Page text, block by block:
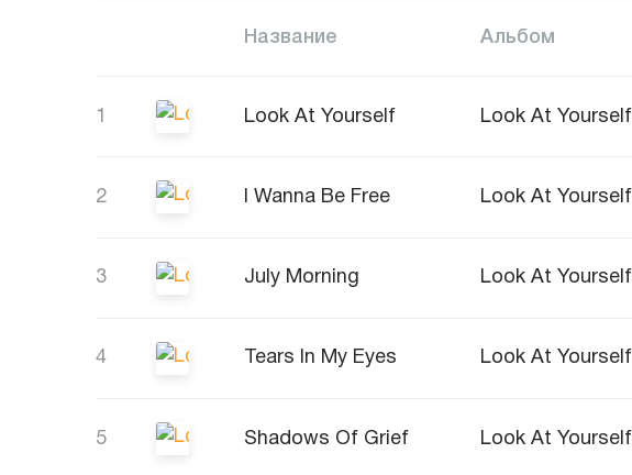
Название Альбом
1 Look At Yourself Look At Yourself
2 I Wanna Be Free Look At Yourself
3 July Morning Look At Yourself
4 Tears In My Eyes Look At Yourself
5 Shadows Of Grief Look At Yourself